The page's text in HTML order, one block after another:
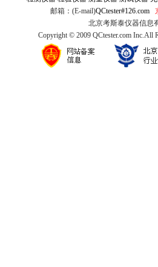
邮箱：(E-mail)QCtester#126.com
北京考斯泰仪器信息
Copyright © 2009 QCtester.com Inc.All